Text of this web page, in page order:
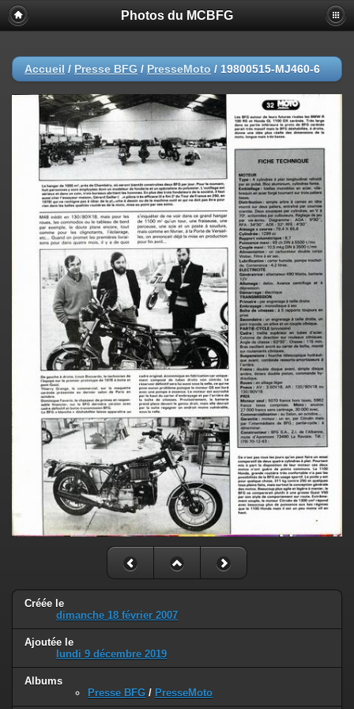
Photos du MCBFG
Accueil / Presse BFG / PresseMoto / 19800515-MJ460-6
Créée le
dimanche 18 février 2007
Ajoutée le
lundi 9 décembre 2019
Albums
Presse BFG / PresseMoto